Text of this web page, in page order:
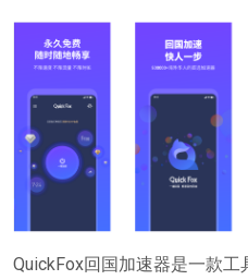
QuickFox回国加速器是一款